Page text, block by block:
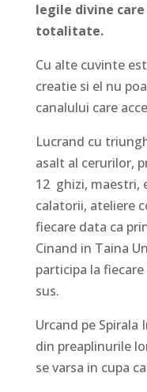
legile divine
totalitate.
Cu alte cuvinte
creatie si el nu
canalului care
Lucrand cu
asalt al cerurilor,
12 ghizi, maestri,
calatorii, ateliere
fiecare data ca
Cinand in Taina
participa la
sus.
Urcand pe
din preaplinurile
se varsa in cupa